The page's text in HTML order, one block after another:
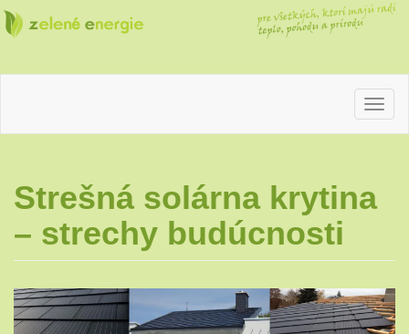
Zelené
energie
pre
a prírodu
Strešná solárna krytina
– strechy budúcnosti